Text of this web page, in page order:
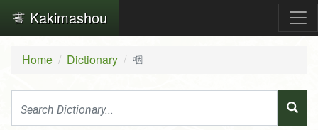
Kakimashou
Home Dictionary 咽